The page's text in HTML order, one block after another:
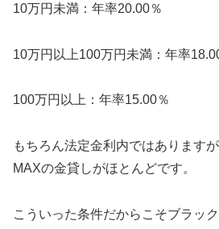
10万円未満：年率20.00％
10万円以上100万円未満：年率
100万円以上：年率15.00％
もちろん法定金利内ではあります
MAXの金貸しがほとんどです。
こういった条件だからこそブラッ